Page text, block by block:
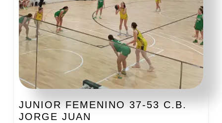
JUNIOR FEMENINO 37-53 C.B.
JORGE JUAN